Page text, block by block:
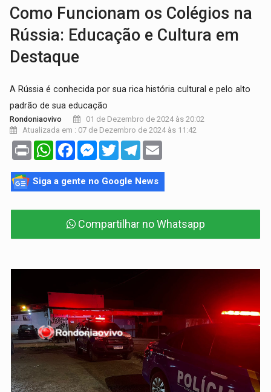
Como Funcionam os Colégios na
Rússia: Educação e Cultura em
Destaque
A Rússia é conhecida por sua rica história cultural e pelo alto
padrão de sua educação
Rondoniaovivo
01 de Dezembro de 2024 às 20:02
Atualizada em : 07 de Dezembro de 2024 às 11:42
Print WhatsAppFacebookMessenger
TwitterTelegram
Siga a gente no Google News
Compartilhar no Whatsapp